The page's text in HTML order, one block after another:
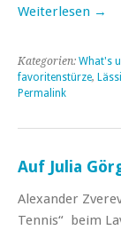
Weiterlesen →
Kategorien: What's
favoritenstürze,
Permalink
Auf Julia
Alexander
Tennis“ beim